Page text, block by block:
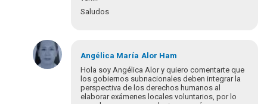
Saludos
En
respuesta
a
¡Bienvenidos
Angélica María Alor Ham
Hola soy Angélica Alor y quiero comentarte que
los gobiernos subnacionales deben integrar la
perspectiva de los derechos humanos al
elaborar exámenes locales voluntarios, por lo